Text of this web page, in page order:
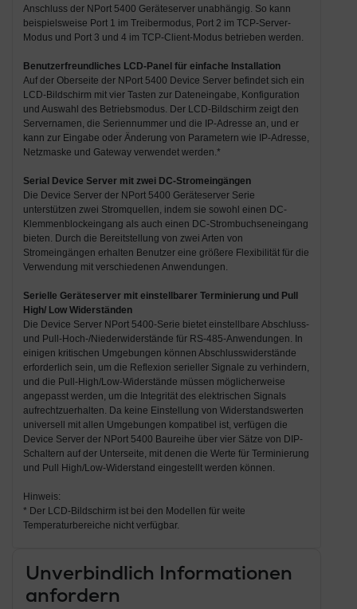
Anschluss der NPort 5400 Geräteserver unabhängig. So kann
beispielsweise Port 1 im Treibermodus, Port 2 im TCP-Server-
Modus und Port 3 und 4 im TCP-Client-Modus betrieben werden.
Benutzerfreundliches LCD-Panel für einfache Installation
Auf der Oberseite der NPort 5400 Device Server befindet sich ein
LCD-Bildschirm mit vier Tasten zur Dateneingabe, Konfiguration
und Auswahl des Betriebsmodus. Der LCD-Bildschirm zeigt den
Servernamen, die Seriennummer und die IP-Adresse an, und er
kann zur Eingabe oder Änderung von Parametern wie IP-Adresse,
Netzmaske und Gateway verwendet werden.*
Serial Device Server mit zwei DC-Stromeingängen
Die Device Server der NPort 5400 Geräteserver Serie
unterstützen zwei Stromquellen, indem sie sowohl einen DC-
Klemmenblockeingang als auch einen DC-Strombuchseneingang
bieten. Durch die Bereitstellung von zwei Arten von
Stromeingängen erhalten Benutzer eine größere Flexibilität für die
Verwendung mit verschiedenen Anwendungen.
Serielle Geräteserver mit einstellbarer Terminierung und Pull
High/ Low Widerständen
Die Device Server NPort 5400-Serie bietet einstellbare Abschluss-
und Pull-Hoch-/Niederwiderstände für RS-485-Anwendungen. In
einigen kritischen Umgebungen können Abschlusswiderstände
erforderlich sein, um die Reflexion serieller Signale zu verhindern,
und die Pull-High/Low-Widerstände müssen möglicherweise
angepasst werden, um die Integrität des elektrischen Signals
aufrechtzuerhalten. Da keine Einstellung von Widerstandswerten
universell mit allen Umgebungen kompatibel ist, verfügen die
Device Server der NPort 5400 Baureihe über vier Sätze von DIP-
Schaltern auf der Unterseite, mit denen die Werte für Terminierung
und Pull High/Low-Widerstand eingestellt werden können.
Hinweis:
* Der LCD-Bildschirm ist bei den Modellen für weite
Temperaturbereiche nicht verfügbar.
Unverbindlich Informationen
anfordern